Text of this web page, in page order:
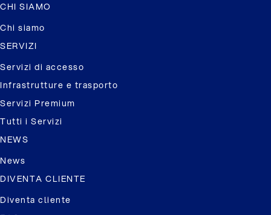
CHI SIAMO
Chi siamo
SERVIZI
Servizi di accesso
Infrastrutture e trasporto
Servizi Premium
Tutti i Servizi
NEWS
News
DIVENTA CLIENTE
Diventa cliente